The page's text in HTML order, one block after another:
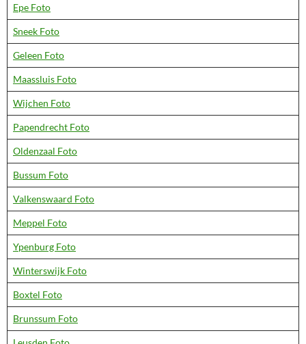
Epe Foto
Sneek Foto
Geleen Foto
Maassluis Foto
Wijchen Foto
Papendrecht Foto
Oldenzaal Foto
Bussum Foto
Valkenswaard Foto
Meppel Foto
Ypenburg Foto
Winterswijk Foto
Boxtel Foto
Brunssum Foto